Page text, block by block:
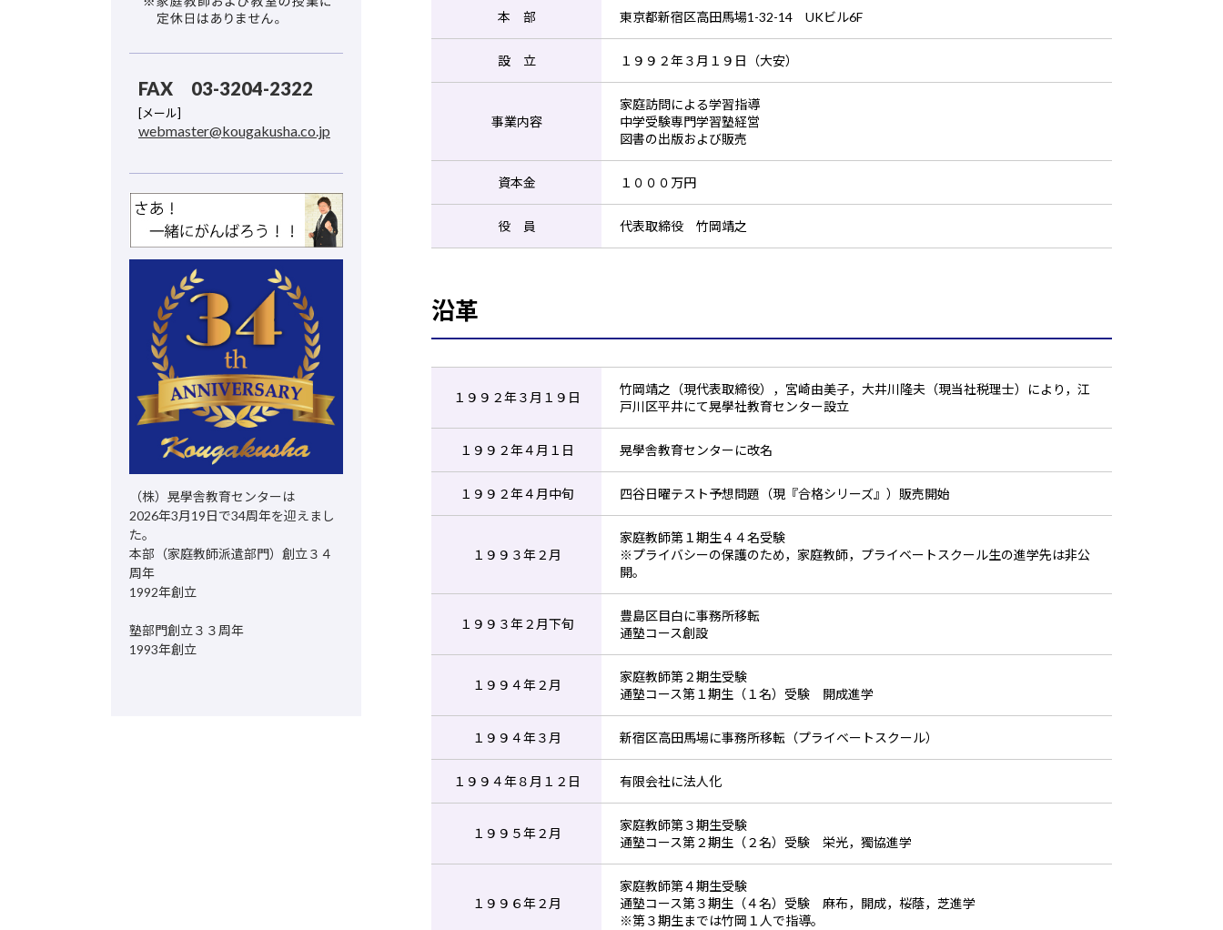
本 部 東京都新宿区高田馬場1-32-14 UKビル6F
設 立 １９９２年３月１９日（大安）
事業内容
家庭訪問による学習指導
中学受験専門学習塾経営
図書の出版および販売
資本金 １０００万円
役 員 代表取締役 竹岡靖之
沿革
１９９２年３月１９日
竹岡靖之（現代表取締役），宮崎由美子，大井川隆夫（現当社税理士）により，江
戸川区平井にて晃學社教育センター設立
１９９２年４月１日 晃學舎教育センターに改名
１９９２年４月中旬 四谷日曜テスト予想問題（現『合格シリーズ』）販売開始
１９９３年２月
家庭教師第１期生４４名受験
※プライバシーの保護のため，家庭教師，プライベートスクール生の進学先は非公
開。
１９９３年２月下旬
豊島区目白に事務所移転
通塾コース創設
１９９４年２月
家庭教師第２期生受験
通塾コース第１期生（１名）受験 開成進学
１９９４年３月 新宿区高田馬場に事務所移転（プライベートスクール）
１９９４年８月１２日 有限会社に法人化
１９９５年２月
家庭教師第３期生受験
通塾コース第２期生（２名）受験 栄光，獨協進学
１９９６年２月
家庭教師第４期生受験
通塾コース第３期生（４名）受験 麻布，開成，桜蔭，芝進学
※第３期生までは竹岡１人で指導。
FAX 03-3204-2322
[メール]
webmaster@kougakusha.co.jp
（株）晃學舎教育センターは
2026年3月19日で34周年を迎えまし
た。
本部（家庭教師派遣部門）創立３４
周年
1992年創立
塾部門創立３３周年
1993年創立